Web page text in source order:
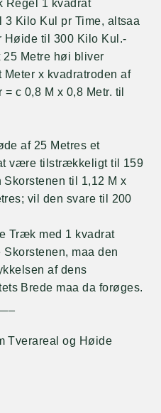
Regel 1 kvadrat
3 Kilo Kul pr Time, altsaa
Høide til 300 Kilo Kul.-
25 Metre høi bliver
x kvadratroden af
c 0,8 M x 0,8 Metr. til
af 25 Metres et
være tilstrækkeligt til 159
Skorstenen til 1,12 M x
vil den svare til 200
Træk med 1 kvadrat
maa den
af dens
Brede maa da forøges.
Tverareal og Høide